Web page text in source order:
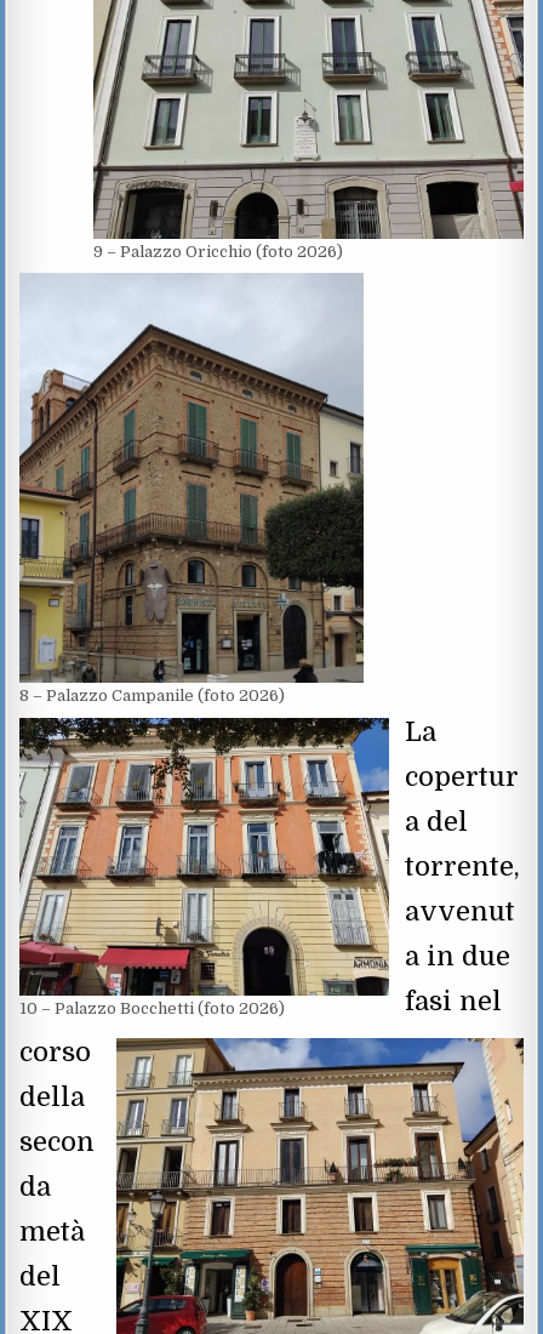
9 – Palazzo Oricchio (foto 2026)
8 – Palazzo Campanile (foto 2026)
10 – Palazzo Bocchetti (foto 2026)
La
copertur
a del
torrente,
avvenut
a in due
fasi nel
corso
della
secon
da
metà
del
XIX